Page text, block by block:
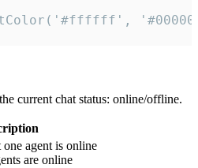
current chat status: online/offline.
one agent is online
are online